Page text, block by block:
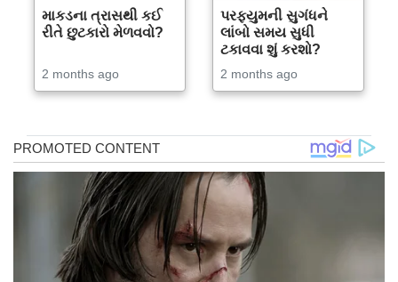
માકડના ત્રાસથી કઈ
રીતે છુટકારો મેળવવો?
2 months ago
પરફ્યુમની સુગંધને
લાંબો સમય સુધી
ટકાવવા શું કરશો?
2 months ago